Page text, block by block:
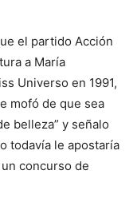
el partido Acción
a María
Universo en 1991,
mofó de que sea
belleza” y señalo
todavía le apostaría
concurso de